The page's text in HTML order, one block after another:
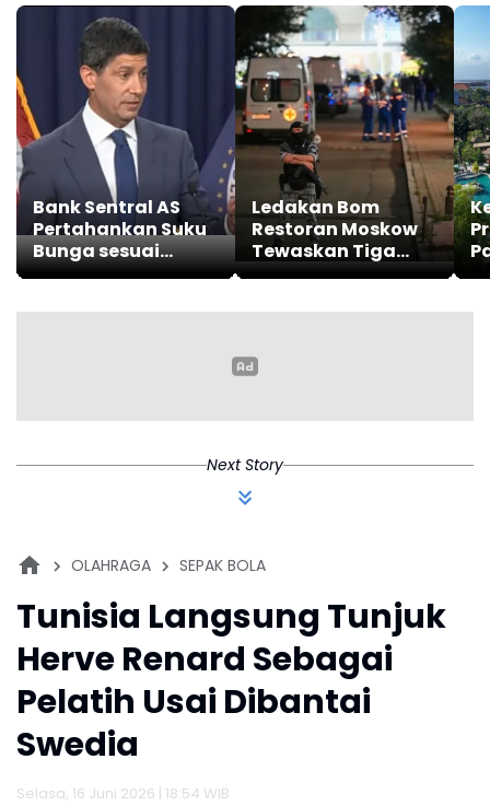
Bank Sentral AS
Pertahankan Suku
Bunga sesuai
Prakiraan Pasar
Ledakan Bom
Restoran Moskow
Tewaskan Tiga
Orang
&
Next Story
OLAHRAGA SEPAK BOLA
Tunisia Langsung Tunjuk
Herve Renard Sebagai
Pelatih Usai Dibantai
Swedia
Selasa, 16 Juni 2026 | 18:54 WIB